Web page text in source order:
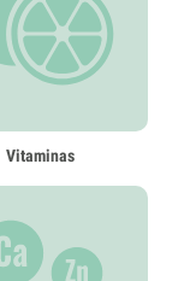
Vitaminas